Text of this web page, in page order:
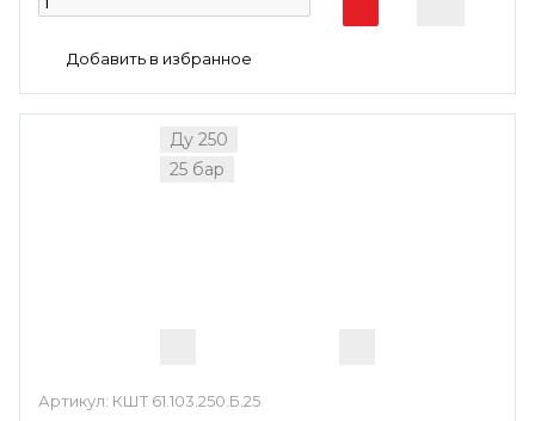
Ду 250
25 бар
Артикул: КШТ 61.103.250.Б.25